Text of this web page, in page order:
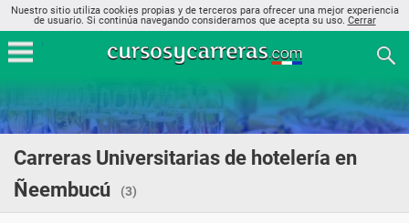
Nuestro sitio utiliza cookies propias y de terceros para ofrecer una mejor experiencia
de usuario. Si continúa navegando consideramos que acepta su uso. Cerrar
Carreras Universitarias de hotelería en
Ñeembucú
(3)